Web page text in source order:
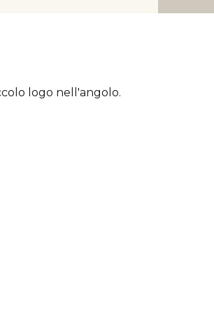
logo nell'angolo.